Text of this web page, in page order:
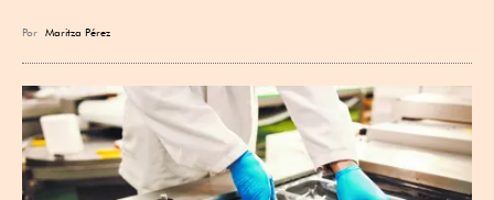
Por Maritza Pérez